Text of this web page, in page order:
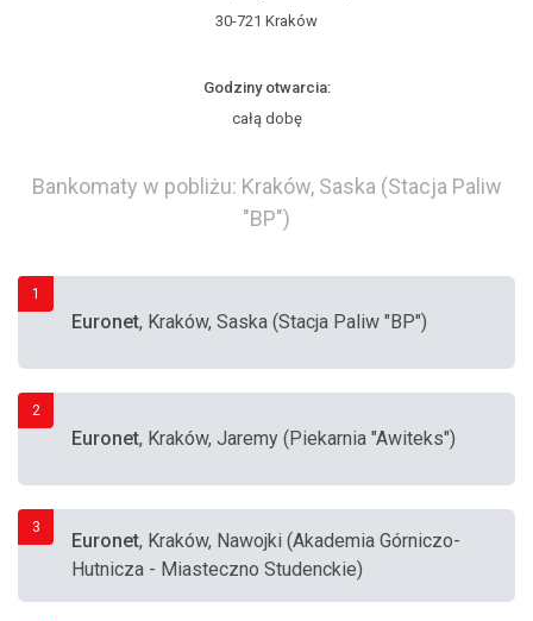
30-721 Kraków
Godziny otwarcia:
całą dobę
Bankomaty w pobliżu: Kraków, Saska (Stacja Paliw
"BP")
1
Euronet, Kraków, Saska (Stacja Paliw "BP")
2
Euronet, Kraków, Jaremy (Piekarnia "Awiteks")
3
Euronet, Kraków, Nawojki (Akademia Górniczo-
Hutnicza - Miasteczno Studenckie)